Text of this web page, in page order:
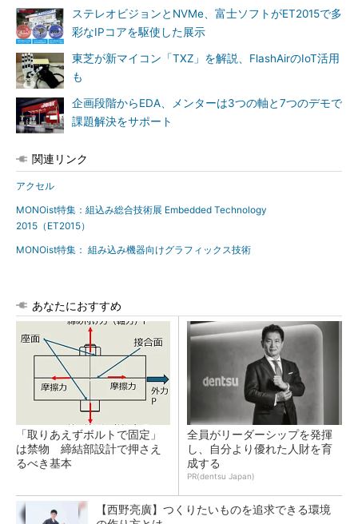
ステレオビジョンとNVMe、富士ソフトがET2015で多
彩なIPコアを駆使した展示
東芝が新マイコン「TXZ」を解説、FlashAirのIoT活用
も
企画段階からEDA、メンターは3つの軸と7つのデモで
課題解決をサポート
関連リンク
アクセル
MONOist特集：組込み総合技術展 Embedded Technology
2015（ET2015）
MONOist特集： 組み込み機器向けグラフィックス技術
あなたにおすすめ
「取りあえずボルトで固定」
は禁物 締結部設計で押さえ
るべき基本
全員がリーダーシップを発揮
し、自分より優れた人財を育
成する
PR(dentsu Japan)
【西野亮廣】つくりたいものを追求できる環境